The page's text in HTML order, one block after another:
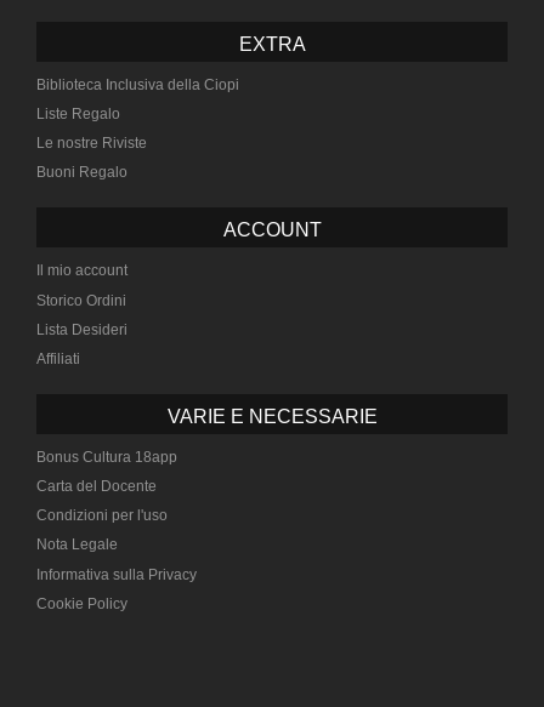
EXTRA
Biblioteca Inclusiva della Ciopi
Liste Regalo
Le nostre Riviste
Buoni Regalo
ACCOUNT
Il mio account
Storico Ordini
Lista Desideri
Affiliati
VARIE E NECESSARIE
Bonus Cultura 18app
Carta del Docente
Condizioni per l'uso
Nota Legale
Informativa sulla Privacy
Cookie Policy